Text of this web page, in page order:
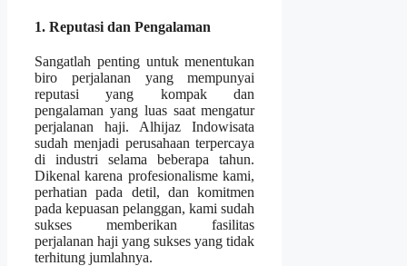
1. Reputasi dan Pengalaman
Sangatlah penting untuk menentukan
biro perjalanan yang mempunyai
reputasi yang kompak dan
pengalaman yang luas saat mengatur
perjalanan haji. Alhijaz Indowisata
sudah menjadi perusahaan terpercaya
di industri selama beberapa tahun.
Dikenal karena profesionalisme kami,
perhatian pada detil, dan komitmen
pada kepuasan pelanggan, kami sudah
sukses memberikan fasilitas
perjalanan haji yang sukses yang tidak
terhitung jumlahnya.